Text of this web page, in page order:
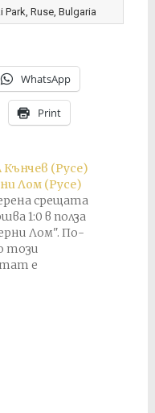
Ruse, Bulgaria
WhatsApp
Print
Кънчев (Русе)
Лом (Русе)
срещата
1:0 в полза
Лом". По-
този
е